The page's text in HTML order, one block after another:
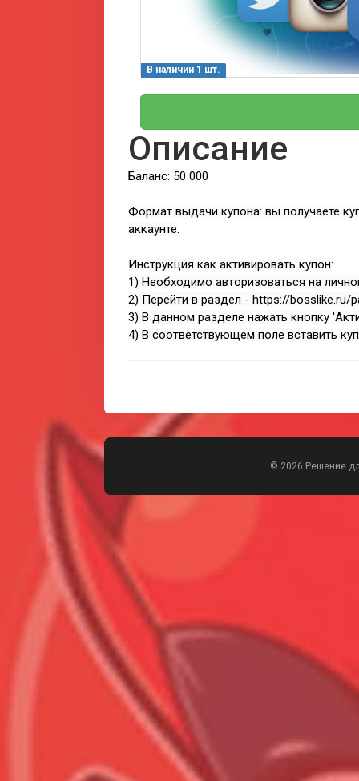
В наличии 1 шт.
Описание
Баланс: 50 000
Формат выдачи купона: вы получаете
аккаунте.
Инструкция как активировать купон:
1) Необходимо авторизоваться на
2) Перейти в раздел - https://bosslike.ru/
3) В данном разделе нажать кнопку
4) В соответствующем поле вставить
© 2026 Решение
Всего позиций в корзине
Всего товара в корзине